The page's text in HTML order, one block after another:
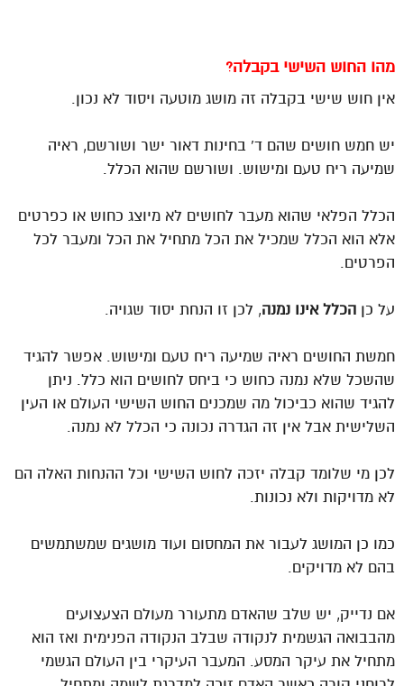
מהו החוש השישי בקבלה?
אין חוש שישי בקבלה זה מושג מוטעה ויסוד לא נכון.
יש חמש חושים שהם ד’ בחינות דאור ישר ושורשם, ראיה
שמיעה ריח טעם ומישוש. ושורשם שהוא הכלל.
הכלל הפלאי שהוא מעבר לחושים לא מיוצג כחוש או כפרטים
אלא הוא הכלל שמכיל את הכל מתחיל את הכל ומעבר לכל
הפרטים.
על כן הכלל אינו נמנה, לכן זו הנחת יסוד שגויה.
חמשת החושים ראיה שמיעה ריח טעם ומישוש. אפשר להגיד
שהשכל שלא נמנה כחוש כי ביחס לחושים הוא כלל. ניתן
להגיד שהוא כביכול מה שמכנים החוש השישי העולם או העין
השלישית אבל אין זה הגדרה נכונה כי הכלל לא נמנה.
לכן מי שלומד קבלה יזכה לחוש השישי וכל ההנחות האלה הם
לא מדויקות ולא נכונות.
כמו כן המושג לעבור את המחסום ועוד מושגים שמשתמשים
בהם לא מדויקים.
אם נדייק, יש שלב שהאדם מתעורר מעולם הצעצועים
מהבבואה הגשמית לנקודה שבלב הנקודה הפנימית ואז הוא
מתחיל את עיקר המסע. המעבר העיקרי בין העולם הגשמי